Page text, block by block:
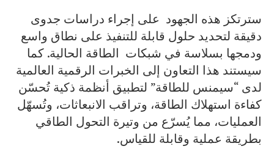
سترتكز هذه الجهود على إجراء دراسات جدوى
دقيقة لتحديد حلول قابلة للتنفيذ على نطاق واسع
ودمجها بسلاسة في شبكات الطاقة الحالية. كما
سيستند هذا التعاون إلى الخبرات الرقمية العالمية
لدى “سيمنس للطاقة” لتطبيق أنظمة ذكية تُحسّن
كفاءة استهلاك الطاقة، وتراقب الانبعاثات، وتُسهّل
العمليات، مما يُسرّع من وتيرة التحول الطاقي
بطريقة عملية وقابلة للقياس.